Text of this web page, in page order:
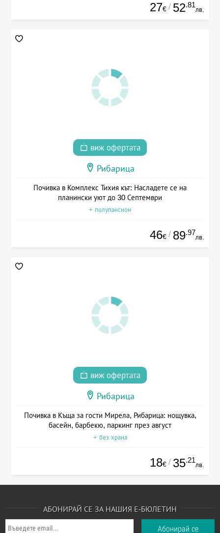
27€ / 52.81
лв.
виж офертата
Рибарица
Почивка в Комплекс Тихия кът: Насладете се на
планински уют до 30 Септември
+ полупансион
46€ / 89.97
лв.
виж офертата
Рибарица
Почивка в Къща за гости Мирела, Рибарица: нощувка,
басейн, барбекю, паркинг през август
+ без храна
18€ / 35.21
лв.
АБОНИРАЙ СЕ ЗА НАШИЯ Е-БЮЛЕТИН